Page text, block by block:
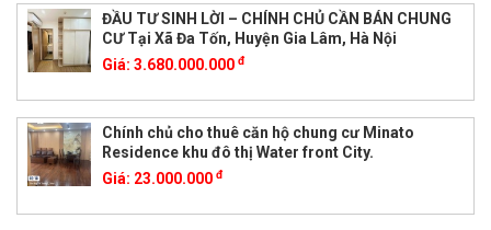
ĐẦU TƯ SINH LỜI – CHÍNH CHỦ CẦN BÁN CHUNG
CƯ Tại Xã Đa Tốn, Huyện Gia Lâm, Hà Nội
Giá: 3.680.000.000 đ
Chính chủ cho thuê căn hộ chung cư Minato
Residence khu đô thị Water front City.
Giá: 23.000.000 đ